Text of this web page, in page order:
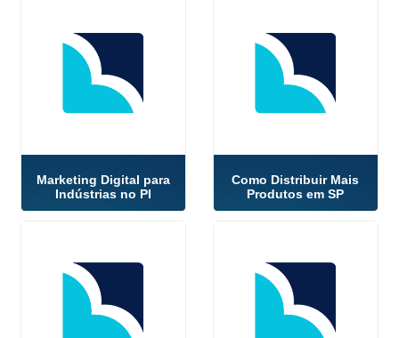
Marketing Digital para
Indústrias no PI
Como Distribuir Mais
Produtos em SP